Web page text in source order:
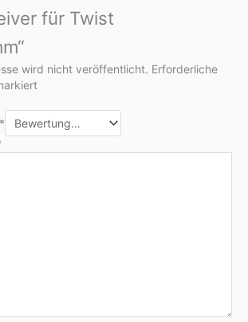
für Twist
wird nicht veröffentlicht. Erforderliche
*